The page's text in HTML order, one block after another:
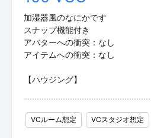
加湿器風のなにかです
スナップ機能付き
アバターへの衝突：なし
アイテムへの衝突：なし
【ハウジング】
VCルーム想定 VCスタジオ想定